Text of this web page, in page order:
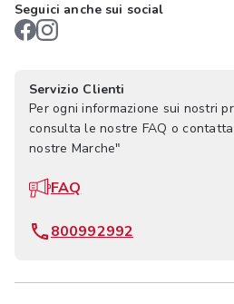
Seguici anche sui social
Servizio Clienti
Per ogni informazione sui nostri
consulta le nostre FAQ o
nostre Marche"
FAQ
800992992